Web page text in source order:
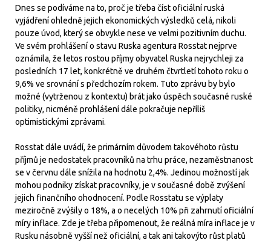
Dnes se podíváme na to, proč je třeba číst oficiální ruská
vyjádření ohledně jejich ekonomických výsledků celá, nikoli
pouze úvod, který se obvykle nese ve velmi pozitivním duchu.
Ve svém prohlášení o stavu Ruska agentura Rosstat nejprve
oznámila, že letos rostou příjmy obyvatel Ruska nejrychleji za
posledních 17 let, konkrétně ve druhém čtvrtletí tohoto roku o
9,6% ve srovnání s předchozím rokem. Tuto zprávu by bylo
možné (vytrženou z kontextu) brát jako úspěch současné ruské
politiky, nicméně prohlášení dále pokračuje nepříliš
optimistickými zprávami.
Rosstat dále uvádí, že primárním důvodem takovéhoto růstu
příjmů je nedostatek pracovníků na trhu práce, nezaměstnanost
se v červnu dále snížila na hodnotu 2,4%. Jedinou možností jak
mohou podniky získat pracovníky, je v současné době zvýšení
jejich finančního ohodnocení. Podle Rosstatu se výplaty
meziročně zvýšily o 18%, a o necelých 10% při zahrnutí oficiální
míry inflace. Zde je třeba připomenout, že reálná míra inflace je v
Rusku násobně vyšší než oficiální, a tak ani takovýto růst platů